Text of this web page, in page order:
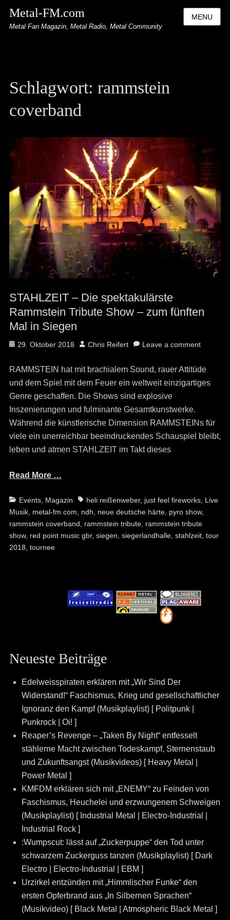
Metal-FM.com
Metal Fan Magazin, Metal Radio, Metal Community
MENU
Schlagwort: rammstein
coverband
STAHLZEIT – Die spektakulärste
Rammstein Tribute Show – zum fünften
Mal in Siegen
Posted
29. Oktober 2018 Author
Chris Reifert Leave a comment
RAMMSTEIN hat mit brachialem Sound, rauer Attitüde
und dem Spiel mit dem Feuer ein weltweit einzigartiges
Genre geschaffen. Die Shows sind explosive
Inszenierungen und fulminante Gesamtkunstwerke.
Während die künstlerische Dimension RAMMSTEINs für
viele ein unerreichbar beeindruckendes Schauspiel bleibt,
leben und atmen STAHLZEIT im Takt dieses
Read More …
Categories
Events, Magazin Tagsheli reißenweber, just feel fireworks, Live
Musik, metal-fm.com ndh neue deutsche härte, pyro show,
rammstein coverband
rammstein tribute, rammstein tribute
show, red point music gbr, siegen siegerlandhalle, stahlzeit, tour
2018 tournee
Neueste Beiträge
Edelweisspiraten erklären mit „Wir Sind Der
Widerstand!“ Faschismus, Krieg und gesellschaftlicher
Ignoranz den Kampf (Musikplaylist) [ Politpunk |
Punkrock | Oi! ]
Reaper’s Revenge – „Taken By Night“ entfesselt
stählerne Macht zwischen Todeskampf, Sternenstaub
und Zukunftsangst (Musikvideos) [ Heavy Metal |
Power Metal ]
KMFDM erklären sich mit „ENEMY“ zu Feinden von
Faschismus, Heuchelei und erzwungenem Schweigen
(Musikplaylist) [ Industrial Metal | Electro-Industrial |
Industrial Rock ]
:Wumpscut: lässt auf „Zuckerpuppe“ den Tod unter
schwarzem Zuckerguss tanzen (Musikplaylist) [ Dark
Electro | Electro-Industrial | EBM ]
Urzirkel entzünden mit „Himmlischer Funke“ den
ersten Opferbrand aus „In Silbernen Sprachen“
(Musikvideo) [ Black Metal | Atmospheric Black Metal ]